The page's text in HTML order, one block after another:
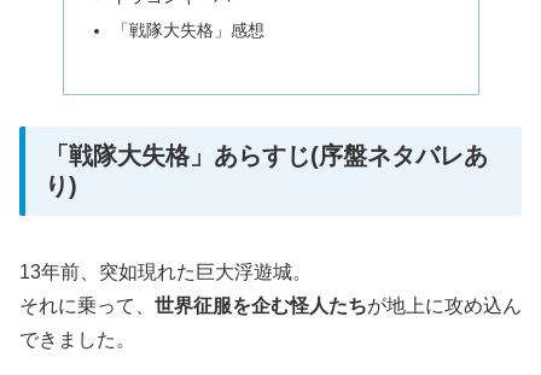
「戦隊大失格」感想
「戦隊大失格」あらすじ(序盤ネタバレあ
り)
13年前、突如現れた巨大浮遊城。
それに乗って、 世界征服を企む怪人たちが地上に攻め込ん
できました。